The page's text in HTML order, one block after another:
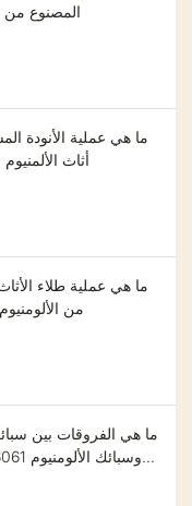
المصنوع من
ما هي عملية الأنودة
أثاث
ما هي عملية طلاء
من